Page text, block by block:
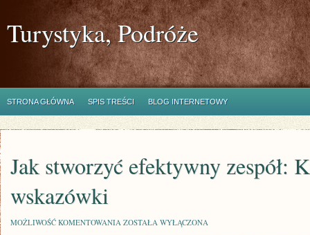
Turystyka, Podróże
STRONA GŁÓWNA SPIS TREŚCI BLOG INTERNETOWY
Jak stworzyć efektywny zespół:
wskazówki
MOŻLIWOŚĆ KOMENTOWANIA JAK
ZOSTAŁA WYŁĄCZONA